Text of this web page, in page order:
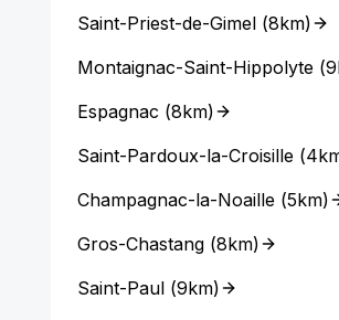
Saint-Priest-de-Gimel(8km)
Montaignac-Saint-Hippolyte(
Espagnac (8km)
Saint-Pardoux-la-Croisille(
Champagnac-la-Noaille(5km)
Gros-Chastang(8km)
Saint-Paul(9km)